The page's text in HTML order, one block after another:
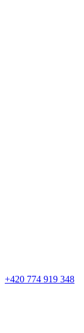
+420 774 919 348